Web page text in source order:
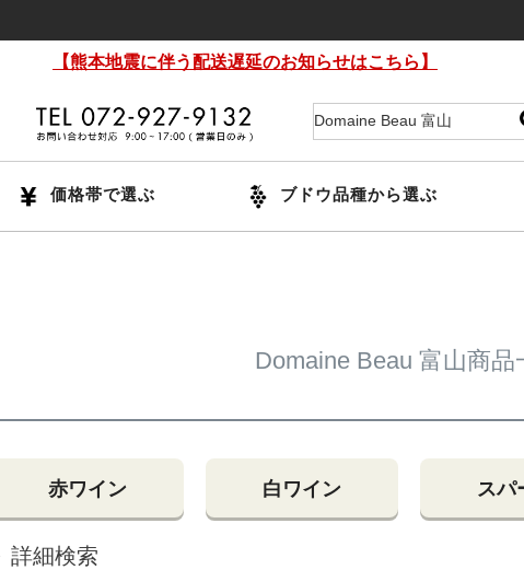
【熊本地震に伴う配送遅延のお知らせはこちら】
価格帯で選ぶ ブドウ品種から選ぶ
Domaine Beau 富山商品
赤ワイン 白ワイン スパ
詳細検索